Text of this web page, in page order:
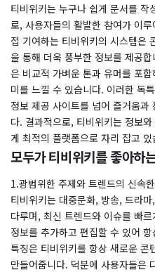
티비위키는 누구나 쉽게 문서를
로, 사용자들의 활발한 참여가 이
접 기여하는 티비위키의 시스템은
을 통해 더욱 풍부한 정보를 제공
은 비교적 가벼운 톤과 유머를 포
미를 느낄 수 있습니다. 이러한 독
정보 제공 사이트를 넘어 즐거움과
다. 결과적으로, 티비위키는 정보
게 최적의 플랫폼으로 자리 잡고 있
모두가 티비위키를 좋아하
1.광범위한 주제와 트렌드의 신속
티비위키는 대중문화, 방송, 드라
다루며, 최신 트렌드와 이슈를 빠
정보를 추가하고 편집할 수 있어
특징은 티비위키를 항상 새로운 콘
만들어줍니다. 덕분에 사용자들은